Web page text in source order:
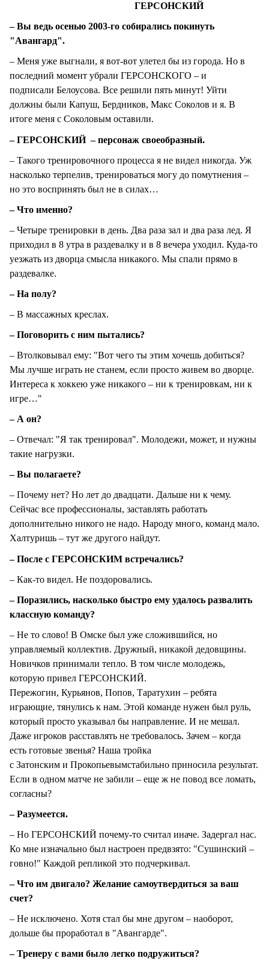
ГЕРСОНСКИЙ
– Вы ведь осенью 2003-го собирались покинуть
"Авангард".
– Меня уже выгнали, я вот-вот улетел бы из города. Но в
последний момент убрали ГЕРСОНСКОГО – и
подписали Белоусова. Все решили пять минут! Уйти
должны были Капуш, Бердников, Макс Соколов и я. В
итоге меня с Соколовым оставили.
– ГЕРСОНСКИЙ – персонаж своеобразный.
– Такого тренировочного процесса я не видел никогда. Уж
насколько терпелив, тренироваться могу до помутнения –
но это воспринять был не в силах…
– Что именно?
– Четыре тренировки в день. Два раза зал и два раза лед. Я
приходил в 8 утра в раздевалку и в 8 вечера уходил. Куда-то
уезжать из дворца смысла никакого. Мы спали прямо в
раздевалке.
– На полу?
– В массажных креслах.
– Поговорить с ним пытались?
– Втолковывал ему: "Вот чего ты этим хочешь добиться?
Мы лучше играть не станем, если просто живем во дворце.
Интереса к хоккею уже никакого – ни к тренировкам, ни к
игре…"
– А он?
– Отвечал: "Я так тренировал". Молодежи, может, и нужны
такие нагрузки.
– Вы полагаете?
– Почему нет? Но лет до двадцати. Дальше ни к чему.
Сейчас все профессионалы, заставлять работать
дополнительно никого не надо. Народу много, команд мало.
Халтуришь – тут же другого найдут.
– После с ГЕРСОНСКИМ встречались?
– Как-то видел. Не поздоровались.
– Поразились, насколько быстро ему удалось развалить
классную команду?
– Не то слово! В Омске был уже сложившийся, но
управляемый коллектив. Дружный, никакой дедовщины.
Новичков принимали тепло. В том числе молодежь,
которую привел ГЕРСОНСКИЙ.
Пережогин, Курьянов, Попов, Таратухин – ребята
играющие, тянулись к нам. Этой команде нужен был руль,
который просто указывал бы направление. И не мешал.
Даже игроков расставлять не требовалось. Зачем – когда
есть готовые звенья? Наша тройка
с Затонским и Прокопьевымстабильно приносила результат.
Если в одном матче не забили – еще ж не повод все ломать,
согласны?
– Разумеется.
– Но ГЕРСОНСКИЙ почему-то считал иначе. Задергал нас.
Ко мне изначально был настроен предвзято: "Сушинский –
говно!" Каждой репликой это подчеркивал.
– Что им двигало? Желание самоутвердиться за ваш
счет?
– Не исключено. Хотя стал бы мне другом – наоборот,
дольше бы проработал в "Авангарде".
– Тренеру с вами было легко подружиться?